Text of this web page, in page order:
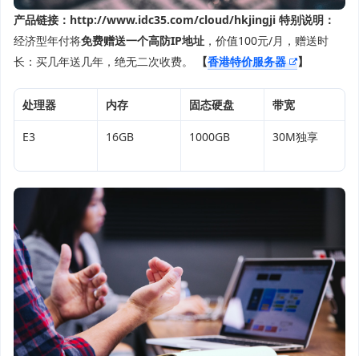
产品链接： http://www.idc35.com/cloud/hkjingji 特别说明：
经济型年付将免费赠送一个高防IP地址 ，价值100元/月，赠送时
长：买几年送几年，绝无二次收费。
【香港特价服务器 】
处理器 内存 固态硬盘 带宽
E3 16GB 1000GB 30M独享